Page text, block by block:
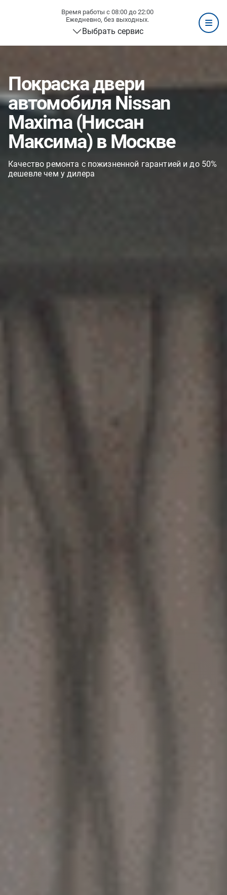
Время работы с 08:00 до 22:00
Ежедневно, без выходных.
Выбрать сервис
Покраска двери
автомобиля Nissan
Maxima (Ниссан
Максима) в Москве
Качество ремонта с пожизненной гарантией и до 50%
дешевле чем у дилера